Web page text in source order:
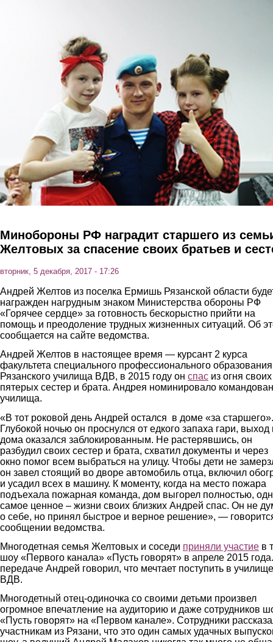
Минобороны РФ наградит старшего из
Желтовых за спасение своих братьев и
вторник, 5 декабря, 2017 - 17:26
Андрей Желтов из поселка Ермишь Рязанской области
награжден нагрудным знаком Министерства обороны РФ
«Горячее сердце» за готовность бескорыстно прийти на
помощь и преодоление трудных жизненных ситуаций. Об
сообщается на сайте ведомства.
Андрей Желтов в настоящее время — курсант 2 курса
факультета специального профессионального образования
Рязанского училища ВДВ, в 2015 году он спас из огня своих
пятерых сестер и брата. Андрея номинировало
училища.
«В тот роковой день Андрей остался в доме «за старшего».
Глубокой ночью он проснулся от едкого запаха гари, выход
дома оказался заблокированным. Не растерявшись, он
разбудил своих сестер и брата, схватил документы и через
окно помог всем выбраться на улицу. Чтобы дети не
он завел стоящий во дворе автомобиль отца, включил
и усадил всех в машину. К моменту, когда на место пожара
подъехала пожарная команда, дом выгорел полностью,
самое ценное – жизни своих близких Андрей спас. Он не
о себе, но принял быстрое и верное решение», —
сообщении ведомства.
Многодетная семья Желтовых и соседи приняли участие в
шоу «Первого канала» «Пусть говорят» в апреле 2015
передаче Андрей говорил, что мечтает поступить в училище
ВДВ.
Многодетный отец-одиночка со своими детьми произвел
огромное впечатление на аудиторию и даже сотрудников
«Пусть говорят» на «Первом канале». Сотрудники
участникам из Рязани, что это один самых удачных